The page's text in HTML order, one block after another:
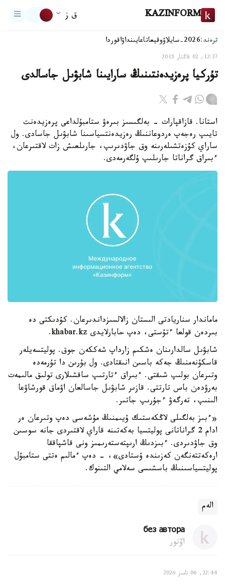
KAZINFORM ق ز
ترەند:2026-سايلاۋ وقيعاتاعايىنداۋاقوردا
12:37, 02 قاڭتار 2015
تۇركيا پرەزيدەنتىنىڭ سارايىنا شابۋىل جاسالدى
استانا. قازاقپارات - بەلگىسىز بىرەۋ ستامبۇلداعى پرەزيدەنت
تايىپ رەجەپ ەردوعاننىڭ رەزيدەنتسياسىنا شابۋىل جاسادى. ول
ساراي كۇزەتشىلەرىنە وق جاۋدىرىپ، جارىلعىش زات لاقتىرعان،
ءبىراق گراناتا جارىلىپ ۇلگەرمەدى.
ماماندار سناريادتى الىستان زالالسىزداندىرعان. كۇدىكتى دە
بىردەن قولعا ءتۇستى، دەپ حابارلايدى khabar.kz.
شابۋىل سالدارىنان ەشكىم زارداپ شەككەن جوق. پوليتسەيلەر
قاسكۇنەمنىڭ جەكە باسىن انىقتادى. ول بۇرىن دا تۇرمەدە
وتىرعان بولىپ شىقتى. ءبىراق ءتارتىپ ساقشىلارى تولىق مالىمەت
بەرۋدەن باس تارتتى. قازىر شابۋىل جاسالعان اۋماق قورشاۋعا
الىنىپ، تەرگەۋ ءجۇرىپ جاتىر.
«ءبىز بەلگىلى لاڭكەستىك ۇيىمنىڭ مۇشەسى دەپ وتىرعان ەر
ادام 2 گراناتانى پوليتسيا بەكەتىنە قاراي لاقتىردى جانە سوسىن
وق جاۋدىردى. ءبىزدىڭ ارىپتەستەرىمىز ونى قاشپاققا
ارەكەتتەنگەن كەزىندە ۇستادى»، - دەپ ءمالىم ەتتى ستامبۇل
پوليتسياسىنىڭ باسشىسى سەلامي التىنوك.
الەم
без автора
اۆتور
22:44, 06 تامىز 2026